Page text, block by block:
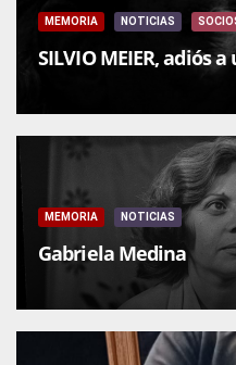
MEMORIA NOTICIAS
SILVIO MEIER, adiós
MEMORIA NOTICIAS
Gabriela Medina